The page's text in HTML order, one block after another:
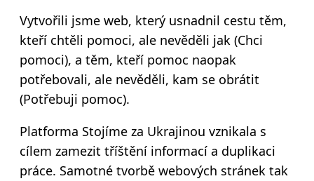
Vytvořili jsme web, který usnadnil cestu těm,
kteří chtěli pomoci, ale nevěděli jak (Chci
pomoci), a těm, kteří pomoc naopak
potřebovali, ale nevěděli, kam se obrátit
(Potřebuji pomoc).
Platforma Stojíme za Ukrajinou vznikala s
cílem zamezit tříštění informací a duplikaci
práce. Samotné tvorbě webových stránek tak